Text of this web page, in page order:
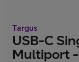
Targus
USB-C
Multiport